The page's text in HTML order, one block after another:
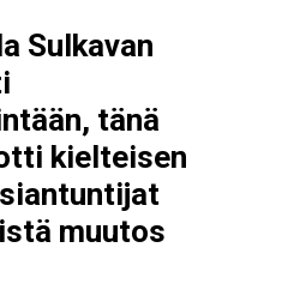
Sulkavan
tänä
kielteisen
muutos